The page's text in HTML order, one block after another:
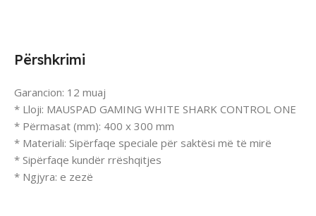
Përshkrimi
Garancion: 12 muaj
* Lloji: MAUSPAD GAMING WHITE SHARK CONTROL ONE
* Përmasat (mm): 400 x 300 mm
* Materiali: Sipërfaqe speciale për saktësi më të mirë
* Sipërfaqe kundër rrëshqitjes
* Ngjyra: e zezë